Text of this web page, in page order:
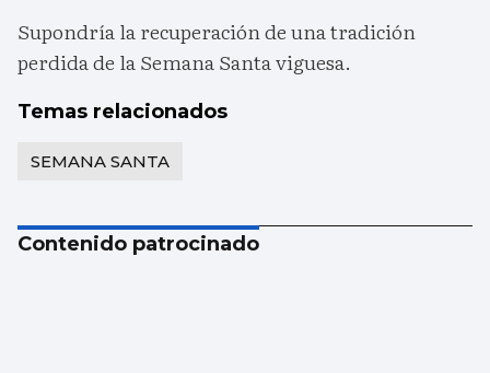
Supondría la recuperación de una tradición
perdida de la Semana Santa viguesa.
Temas relacionados
SEMANA SANTA
Contenido patrocinado